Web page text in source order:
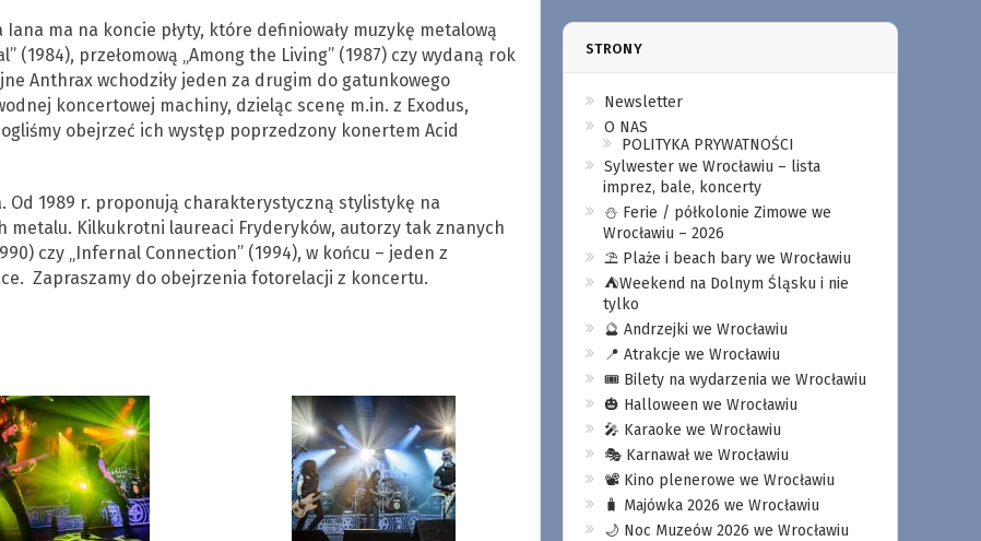
Iana ma na koncie płyty, które definiowały muzykę metalową
(1984), przełomową „Among the Living” (1987) czy wydaną rok
Anthrax wchodziły jeden za drugim do gatunkowego
koncertowej machiny, dzieląc scenę m.in. z Exodus,
obejrzeć ich występ poprzedzony konertem Acid
1989 r. proponują charakterystyczną stylistykę na
metalu. Kilkukrotni laureaci Fryderyków, autorzy tak znanych
czy „Infernal Connection” (1994), w końcu – jeden z
Zapraszamy do obejrzenia fotorelacji z koncertu.
STRONY
Newsletter
O NAS
POLITYKA PRYWATNOŚCI
Sylwester we Wrocławiu – lista
imprez, bale, koncerty
⛄️ Ferie / półkolonie Zimowe we
Wrocławiu – 2026
⛱️ Plaże i beach bary we Wrocławiu
⛺️Weekend na Dolnym Śląsku i nie
tylko
🔮 Andrzejki we Wrocławiu
📍 Atrakcje we Wrocławiu
🎟️ Bilety na wydarzenia we Wrocławiu
🎃 Halloween we Wrocławiu
🎤 Karaoke we Wrocławiu
🎭 Karnawał we Wrocławiu
📽️ Kino plenerowe we Wrocławiu
🧳 Majówka 2026 we Wrocławiu
🌙 Noc Muzeów 2026 we Wrocławiu